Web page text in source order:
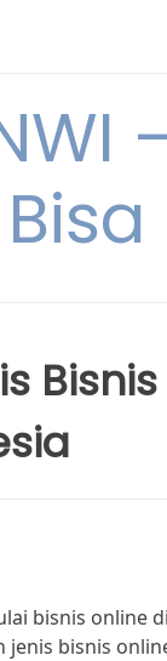
bisnis online
bisnis